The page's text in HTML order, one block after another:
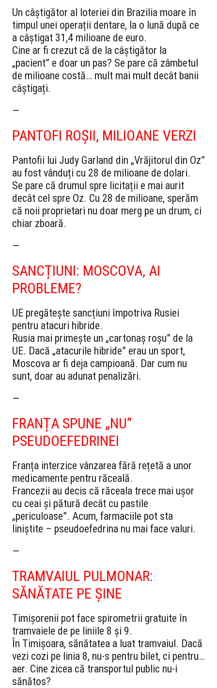
Un câștigător al loteriei din Brazilia moare în
timpul unei operații dentare, la o lună după ce
a câștigat 31,4 milioane de euro.
Cine ar fi crezut că de la câștigător la
„pacient” e doar un pas? Se pare că zâmbetul
de milioane costă… mult mai mult decât banii
câștigați.
—
PANTOFI ROȘII, MILIOANE VERZI
Pantofii lui Judy Garland din „Vrăjitorul din Oz”
au fost vânduți cu 28 de milioane de dolari.
Se pare că drumul spre licitații e mai aurit
decât cel spre Oz. Cu 28 de milioane, sperăm
că noii proprietari nu doar merg pe un drum, ci
chiar zboară.
—
SANCȚIUNI: MOSCOVA, AI
PROBLEME?
UE pregătește sancțiuni împotriva Rusiei
pentru atacuri hibride.
Rusia mai primește un „cartonaș roșu” de la
UE. Dacă „atacurile hibride” erau un sport,
Moscova ar fi deja campioană. Dar cum nu
sunt, doar au adunat penalizări.
—
FRANȚA SPUNE „NU”
PSEUDOEFEDRINEI
Franța interzice vânzarea fără rețetă a unor
medicamente pentru răceală.
Francezii au decis că răceala trece mai ușor
cu ceai și pătură decât cu pastile
„periculoase”. Acum, farmaciile pot sta
liniștite – pseudoefedrina nu mai face valuri.
—
TRAMVAIUL PULMONAR:
SĂNĂTATE PE ȘINE
Timișorenii pot face spirometrii gratuite în
tramvaiele de pe liniile 8 și 9.
În Timișoara, sănătatea a luat tramvaiul. Dacă
vezi cozi pe linia 8, nu-s pentru bilet, ci pentru…
aer. Cine zicea că transportul public nu-i
sănătos?